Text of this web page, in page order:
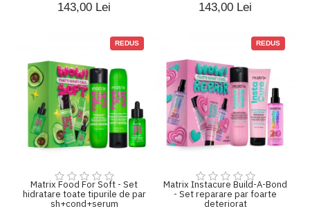
143,00 Lei 143,00 Lei
REDUS
Matrix Food For Soft - Set
hidratare toate tipurile de par
sh+cond+serum
REDUS
Matrix Instacure Build-A-Bond
- Set reparare par foarte
deteriorat